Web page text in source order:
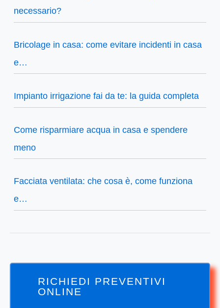
necessario?
Bricolage in casa: come evitare incidenti in casa
e…
Impianto irrigazione fai da te: la guida completa
Come risparmiare acqua in casa e spendere
meno
Facciata ventilata: che cosa è, come funziona
e…
RICHIEDI PREVENTIVI
ONLINE